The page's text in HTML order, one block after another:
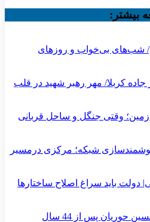
بیشتر:
شب‌های بی‌خواب و روزهای
جاده کربلا/ مهر رهبر شهید در قلب
وقتی جنگل و ساحل قربانی
تا هوشمندسازی شبکه؛ مرکزی درمسیر
دولت باید سراغ اصلاح ساختارها
پس از 44 سال